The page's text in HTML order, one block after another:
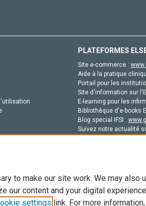
PLATEFORMES
Site e-commerce :
Aide à la pratique
Portail pour les
Site d'information sur
E-learning pour les
Bibliothèque d'e-books
Blog special IFSI :
Suivez notre actualité
Copyright © 2026 Elsevier, ses concédants de
to make our site work. We may also
our content and your digital
settings link. For more